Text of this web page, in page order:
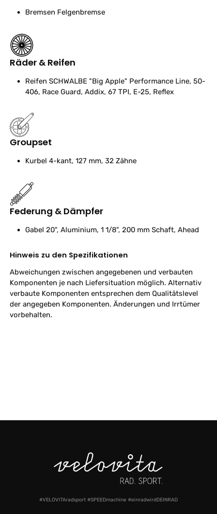
Bremsen Felgenbremse
Räder & Reifen
Reifen SCHWALBE "Big Apple" Performance Line, 50-
406, Race Guard, Addix, 67 TPI, E-25, Reflex
Groupset
Kurbel 4-kant, 127 mm, 32 Zähne
Federung & Dämpfer
Gabel 20", Aluminium, 1 1/8", 200 mm Schaft, Ahead
Hinweis zu den Spezifikationen
Abweichungen zwischen angegebenen und verbauten
Komponenten je nach Liefersituation möglich. Alternativ
verbaute Komponenten entsprechen dem Qualitätslevel
der angegeben Komponenten. Änderungen und Irrtümer
vorbehalten.
#VELOVITAradsport #SPEEDmachine #einradwirdDEINRAD